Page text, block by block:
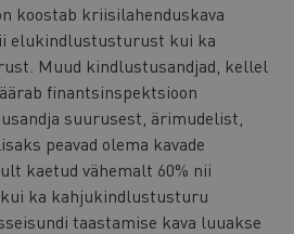
koostab kriisilahenduskava
elukindlustusturust kui ka
Muud kindlustusandjad, kellel
finantsinspektsioon
suurusest, ärimudelist,
peavad olema kavade
kaetud vähemalt 60% nii
ka kahjukindlustusturu
taastamise kava luuakse